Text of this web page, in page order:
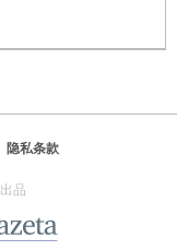
隐私条款
品